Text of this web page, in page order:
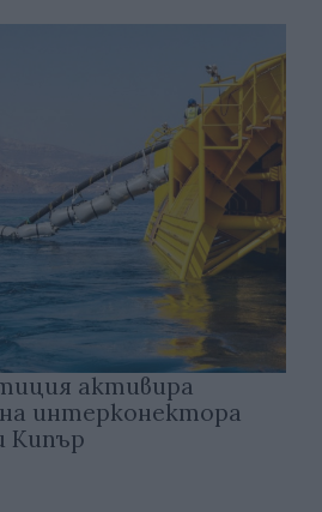
активира
интерконектора
Кипър